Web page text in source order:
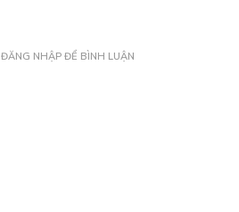
ĐĂNG NHẬP ĐỂ BÌNH LUẬN